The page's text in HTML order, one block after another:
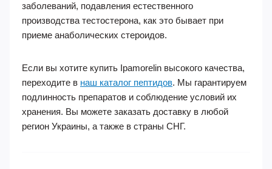
заболеваний, подавления естественного
производства тестостерона, как это бывает при
приеме анаболических стероидов.
Если вы хотите купить Ipamorelin высокого качества,
переходите в наш каталог пептидов. Мы гарантируем
подлинность препаратов и соблюдение условий их
хранения. Вы можете заказать доставку в любой
регион Украины, а также в страны СНГ.